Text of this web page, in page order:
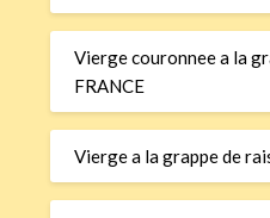
Vierge couronnee a la
FRANCE
Vierge a la grappe de